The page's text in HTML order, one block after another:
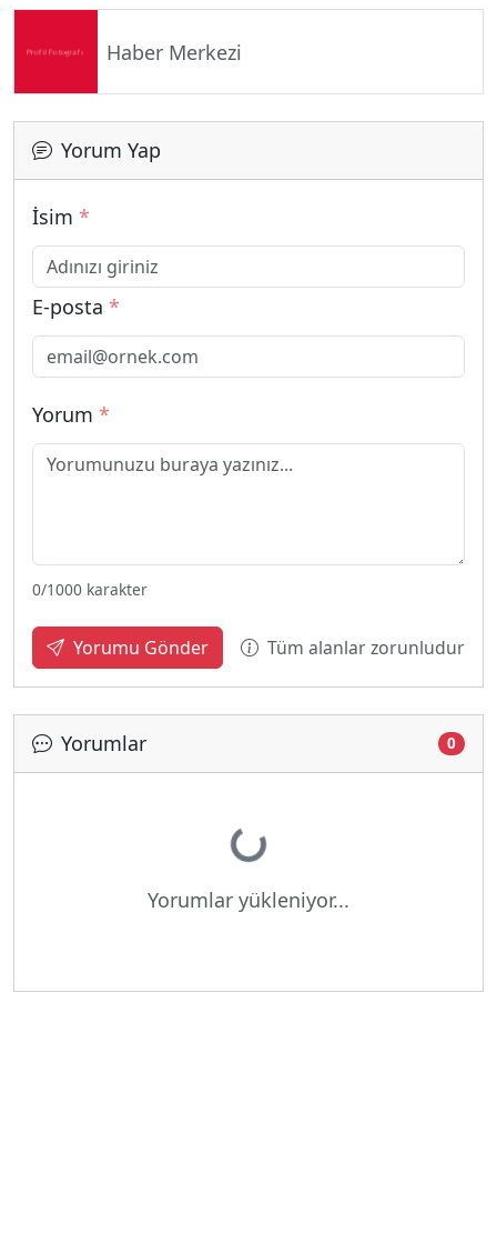
Haber Merkezi
Yorum Yap
İsim *
E-posta *
Yorum *
0/1000 karakter
Yorumu Gönder Tüm alanlar zorunludur
Yorumlar 0
Yükleniyor...
Yorumlar yükleniyor...